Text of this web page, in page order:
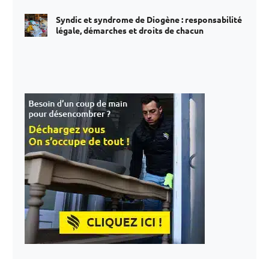
Syndic et syndrome de Diogène : responsabilité
légale, démarches et droits de chacun